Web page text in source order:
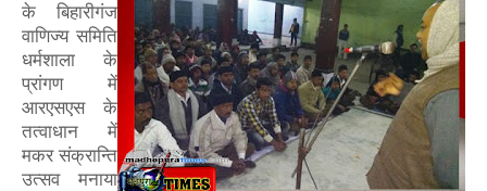
के बिहारीगंज
वाणिज्य समिति
धर्मशाला
के
प्रांगण
में
आरएसएस
के
तत्वाधान
में
मकर संक्रान्ति
उत्सव
मनाया